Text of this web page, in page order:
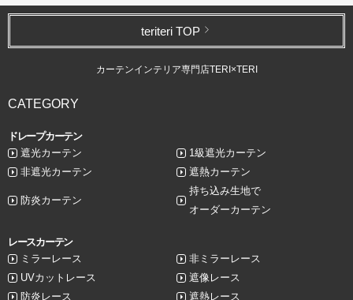
teriteri TOP
カーテンインテリア専門店TERI×TERI
CATEGORY
ドレープカーテン
遮光カーテン
1級遮光カーテン
非遮光カーテン
遮熱カーテン
防炎カーテン
持ち込み生地で
オーダーカーテン
レースカーテン
ミラーレース
非ミラーレース
UVカットレース
遮像レース
防炎レース
遮熱レース